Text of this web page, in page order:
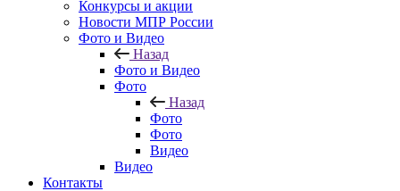
Конкурсы и акции
Новости МПР России
Фото и Видео
Назад
Фото и Видео
Фото
Назад
Фото
Фото
Видео
Видео
Контакты